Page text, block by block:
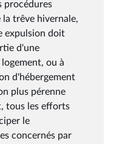
procédures
la trêve hivernale,
expulsion doit
d'une
ou à
d'hébergement
plus pérenne
tous les efforts
le
concernés par